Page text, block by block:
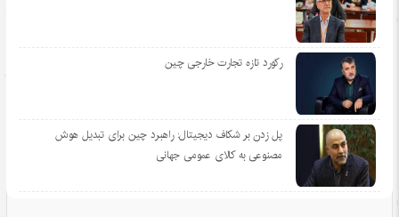
رکورد تازه تجارت خارجی چین
پل زدن بر شکاف دیجیتال: راهبرد چین برای تبدیل هوش
مصنوعی به کالای عمومی جهانی